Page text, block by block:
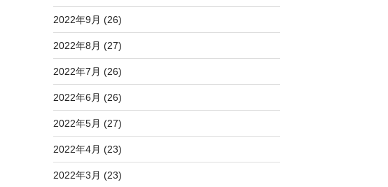
2022年9月 (26)
2022年8月 (27)
2022年7月 (26)
2022年6月 (26)
2022年5月 (27)
2022年4月 (23)
2022年3月 (23)